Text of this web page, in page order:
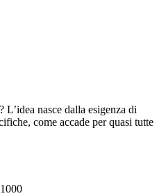
L’idea nasce dalla esigenza di
come accade per quasi tutte